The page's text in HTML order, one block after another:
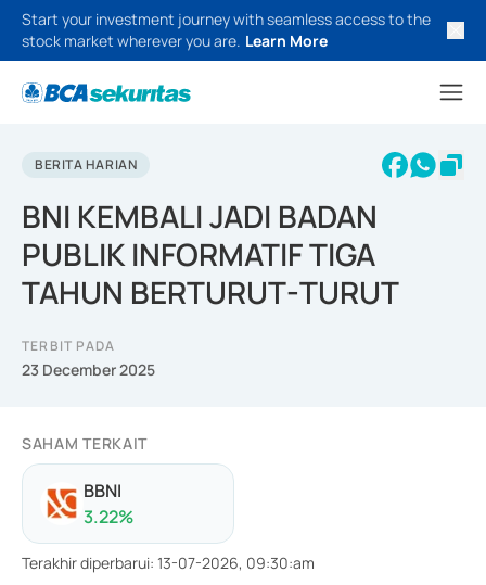
Start your investment journey with seamless access to the
stock market wherever you are. Learn More
BERITA HARIAN
BNI KEMBALI JADI BADAN
PUBLIK INFORMATIF TIGA
TAHUN BERTURUT-TURUT
TERBIT PADA
23 December 2025
SAHAM TERKAIT
BBNI
3.22%
Terakhir diperbarui: 13-07-2026, 09:30:am